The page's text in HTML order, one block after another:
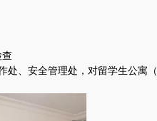
处、安全管理处，对留学生公寓（